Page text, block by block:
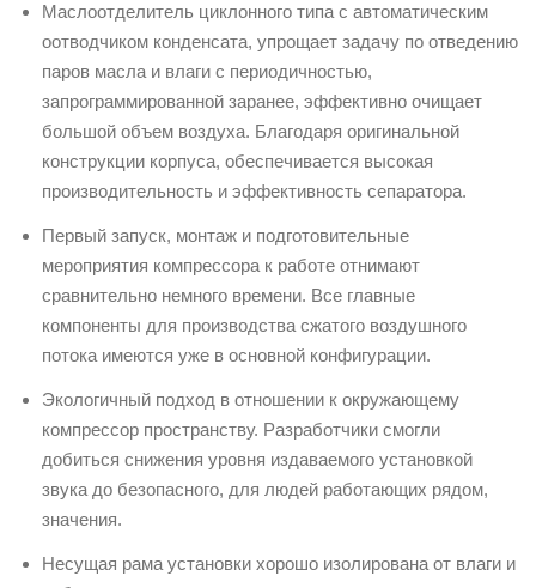
Маслоотделитель циклонного типа с автоматическим
оотводчиком конденсата, упрощает задачу по отведению
паров масла и влаги с периодичностью,
запрограммированной заранее, эффективно очищает
большой объем воздуха. Благодаря оригинальной
конструкции корпуса, обеспечивается высокая
производительность и эффективность сепаратора.
Первый запуск, монтаж и подготовительные
мероприятия компрессора к работе отнимают
сравнительно немного времени. Все главные
компоненты для производства сжатого воздушного
потока имеются уже в основной конфигурации.
Экологичный подход в отношении к окружающему
компрессор пространству. Разработчики смогли
добиться снижения уровня издаваемого установкой
звука до безопасного, для людей работающих рядом,
значения.
Несущая рама установки хорошо изолирована от влаги и